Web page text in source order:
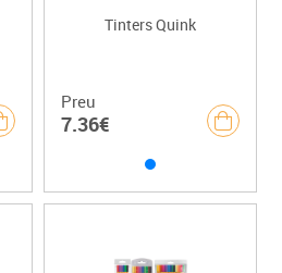
Tinters Quink
Preu
7.36€